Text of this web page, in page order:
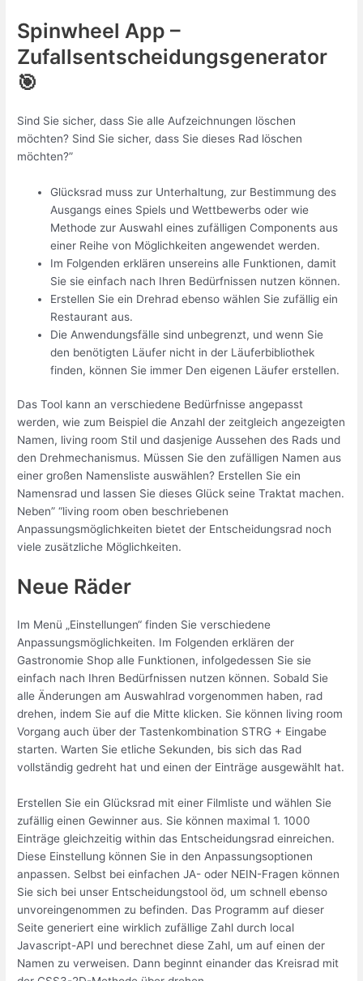
Spinwheel App –
Zufallsentscheidungsgenerator
🎯
Sind Sie sicher, dass Sie alle Aufzeichnungen löschen
möchten? Sind Sie sicher, dass Sie dieses Rad löschen
möchten?”
Glücksrad muss zur Unterhaltung, zur Bestimmung des
Ausgangs eines Spiels und Wettbewerbs oder wie
Methode zur Auswahl eines zufälligen Components aus
einer Reihe von Möglichkeiten angewendet werden.
Im Folgenden erklären unsereins alle Funktionen, damit
Sie sie einfach nach Ihren Bedürfnissen nutzen können.
Erstellen Sie ein Drehrad ebenso wählen Sie zufällig ein
Restaurant aus.
Die Anwendungsfälle sind unbegrenzt, und wenn Sie
den benötigten Läufer nicht in der Läuferbibliothek
finden, können Sie immer Den eigenen Läufer erstellen.
Das Tool kann an verschiedene Bedürfnisse angepasst
werden, wie zum Beispiel die Anzahl der zeitgleich angezeigten
Namen, living room Stil und dasjenige Aussehen des Rads und
den Drehmechanismus. Müssen Sie den zufälligen Namen aus
einer großen Namensliste auswählen? Erstellen Sie ein
Namensrad und lassen Sie dieses Glück seine Traktat machen.
Neben” “living room oben beschriebenen
Anpassungsmöglichkeiten bietet der Entscheidungsrad noch
viele zusätzliche Möglichkeiten.
Neue Räder
Im Menü „Einstellungen“ finden Sie verschiedene
Anpassungsmöglichkeiten. Im Folgenden erklären der
Gastronomie Shop alle Funktionen, infolgedessen Sie sie
einfach nach Ihren Bedürfnissen nutzen können. Sobald Sie
alle Änderungen am Auswahlrad vorgenommen haben, rad
drehen, indem Sie auf die Mitte klicken. Sie können living room
Vorgang auch über der Tastenkombination STRG + Eingabe
starten. Warten Sie etliche Sekunden, bis sich das Rad
vollständig gedreht hat und einen der Einträge ausgewählt hat.
Erstellen Sie ein Glücksrad mit einer Filmliste und wählen Sie
zufällig einen Gewinner aus. Sie können maximal 1. 1000
Einträge gleichzeitig within das Entscheidungsrad einreichen.
Diese Einstellung können Sie in den Anpassungsoptionen
anpassen. Selbst bei einfachen JA- oder NEIN-Fragen können
Sie sich bei unser Entscheidungstool öd, um schnell ebenso
unvoreingenommen zu befinden. Das Programm auf dieser
Seite generiert eine wirklich zufällige Zahl durch local
Javascript-API und berechnet diese Zahl, um auf einen der
Namen zu verweisen. Dann beginnt einander das Kreisrad mit